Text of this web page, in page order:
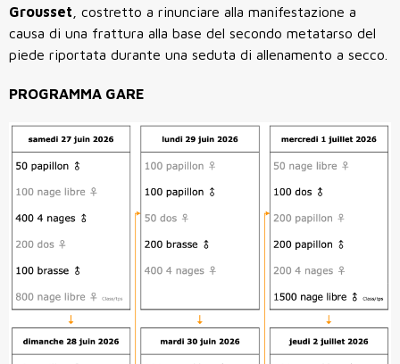
Grousset , costretto a rinunciare alla manifestazione a
causa di una frattura alla base del secondo metatarso del
piede riportata durante una seduta di allenamento a secco.
PROGRAMMA GARE